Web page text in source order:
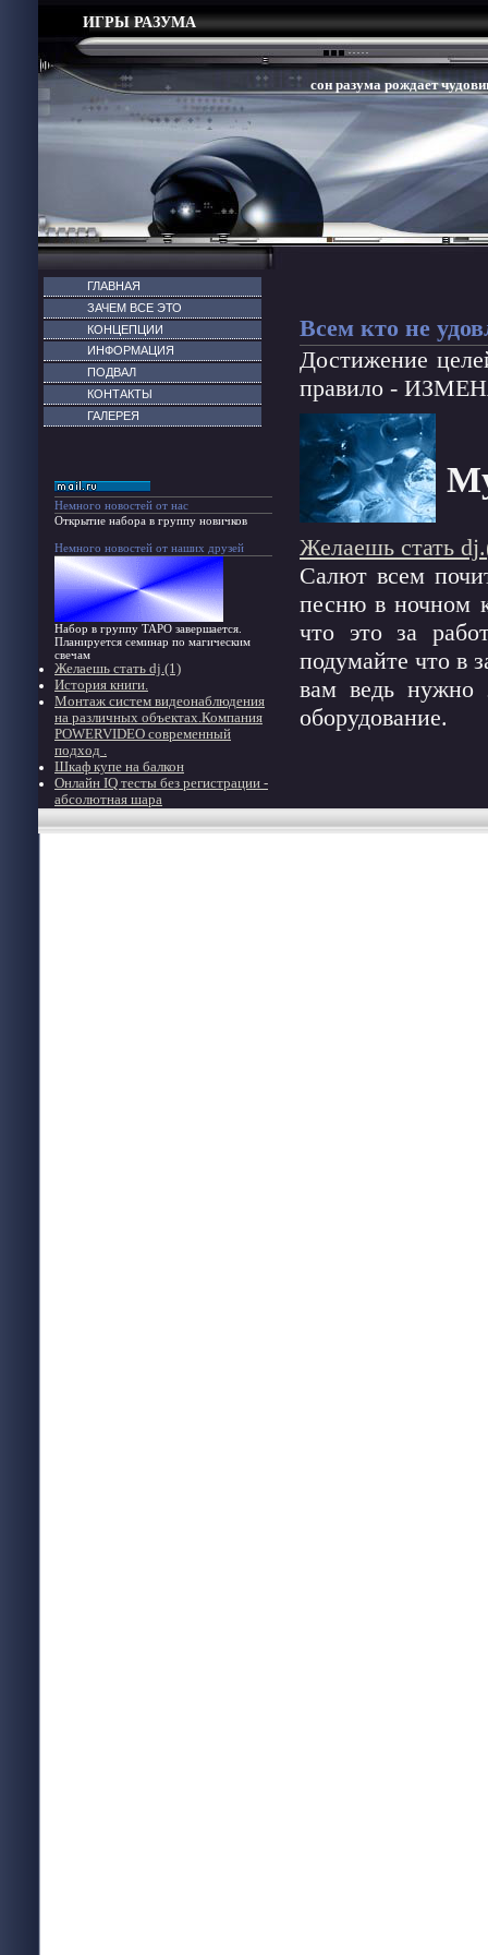
ИГРЫ РАЗУМА
сон разума рождает
Всем кто не
Достижение
правило -
Желаешь стать
Салют всем
песню в ночном
что это за
подумайте что в
вам ведь нужно
оборудование.
ГЛАВНАЯ
ЗАЧЕМ ВСЕ ЭТО
КОНЦЕПЦИИ
ИНФОРМАЦИЯ
ПОДВАЛ
КОНТАКТЫ
ГАЛЕРЕЯ
Немного новостей от нас
Открытие набора в группу новичков
Немного новостей от наших друзей
Набор в группу ТАРО завершается.
Планируется семинар по магическим
свечам
Желаешь стать dj.(1)
История книги.
Монтаж систем видеонаблюдения
на различных объектах.Компания
POWERVIDEO современный
подход .
Шкаф купе на балкон
Онлайн IQ тесты без регистрации -
абсолютная шара